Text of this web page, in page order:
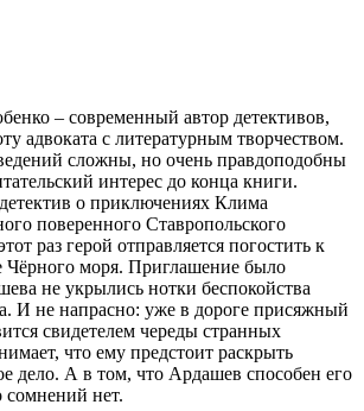
– современный автор детективов,
адвоката с литературным творчеством.
сложны, но очень правдоподобны
интерес до конца книги.
о приключениях Клима
поверенного Ставропольского
раз герой отправляется погостить к
Чёрного моря. Приглашение было
не укрылись нотки беспокойства
И не напрасно: уже в дороге присяжный
свидетелем череды странных
что ему предстоит раскрыть
дело. А в том, что Ардашев способен его
сомнений нет.